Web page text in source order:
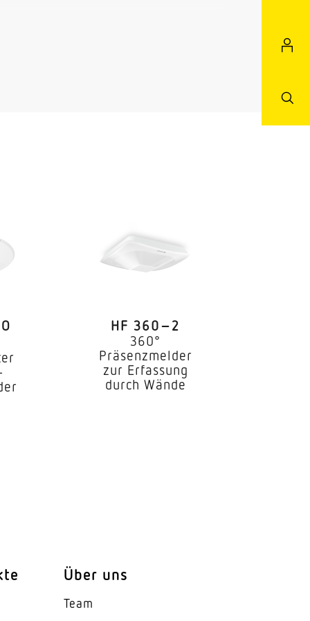
Konferenzraum /
Dienstzimmer
HF 360–2
360°
Präsenzmelder
zur Erfassung
durch Wände
Über uns
Team